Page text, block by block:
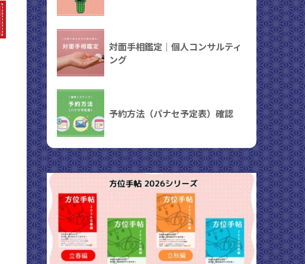
対面手相鑑定｜個人コンサルティ
ング
予約方法（パナセ予定表）確認